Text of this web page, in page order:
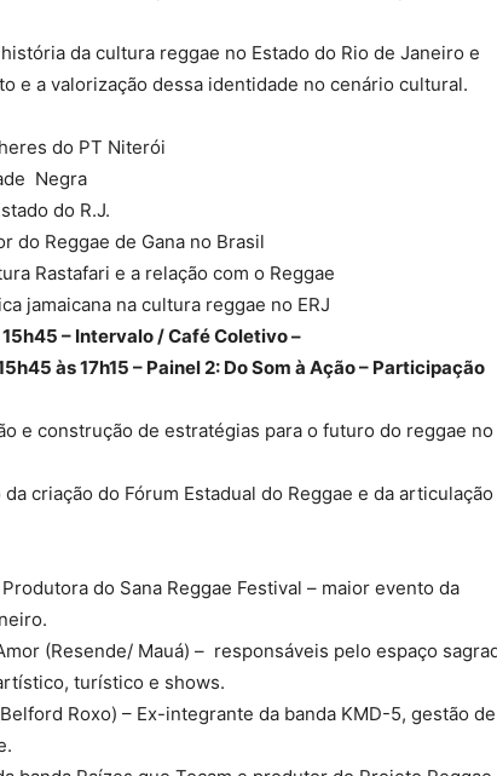
da cultura reggae no Estado do Rio de Janeiro e
e a valorização dessa identidade no cenário cultural.
do PT Niterói
Negra
do R.J.
do Reggae de Gana no Brasil
Rastafari e a relação com o Reggae
jamaicana na cultura reggae no ERJ
– Intervalo / Café Coletivo –
às 17h15 – Painel 2: Do Som à Ação – Participação
e construção de estratégias para o futuro do reggae no
criação do Fórum Estadual do Reggae e da articulação
do Sana Reggae Festival – maior evento da
(Resende/ Mauá) – responsáveis pelo espaço
turístico e shows.
Roxo) – Ex-integrante da banda KMD-5, gestão de